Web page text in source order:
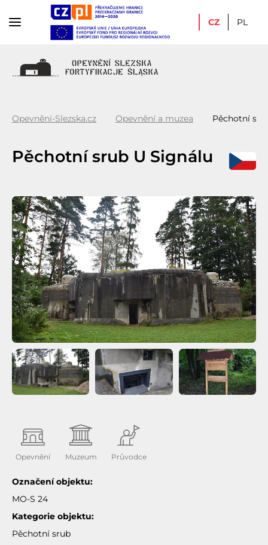
CZ PL
Opevnění-Slezska.cz Opevnění a muzea Pěchotní
Pěchotní srub U Signálu
Opevnění Muzeum Průvodce
Označení objektu:
MO-S 24
Kategorie objektu:
Pěchotní srub